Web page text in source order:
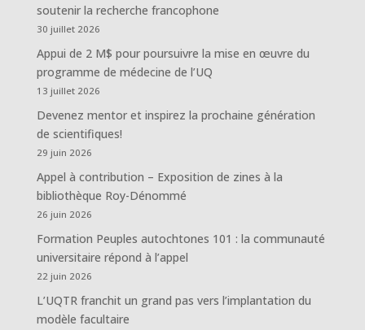
soutenir la recherche francophone
30 juillet 2026
Appui de 2 M$ pour poursuivre la mise en œuvre du
programme de médecine de l’UQ
13 juillet 2026
Devenez mentor et inspirez la prochaine génération
de scientifiques!
29 juin 2026
Appel à contribution – Exposition de zines à la
bibliothèque Roy-Dénommé
26 juin 2026
Formation Peuples autochtones 101 : la communauté
universitaire répond à l’appel
22 juin 2026
L’UQTR franchit un grand pas vers l’implantation du
modèle facultaire